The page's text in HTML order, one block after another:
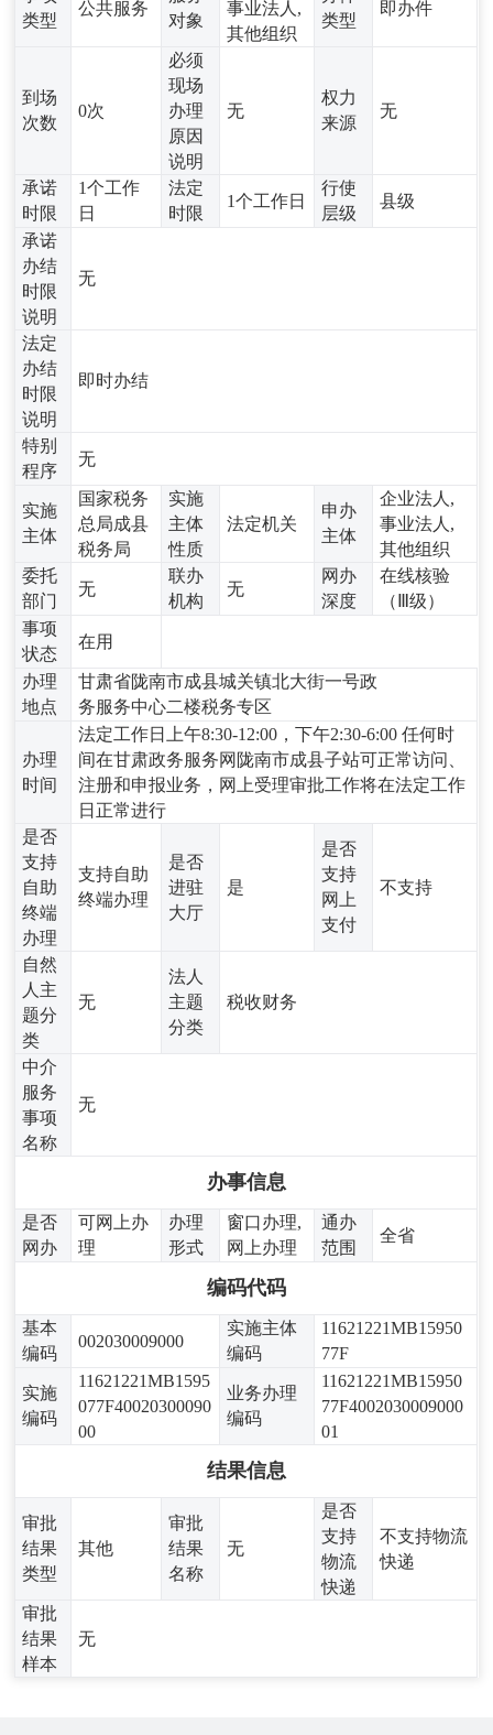
类型
公共服务
对象
事业法人,
其他组织
类型
即办件
到场
次数
0次
必须
现场
办理
原因
说明
无
权力
来源
无
承诺
时限
1个工作
日
法定
时限
1个工作日
行使
层级
县级
承诺
办结
时限
说明
无
法定
办结
时限
说明
即时办结
特别
程序
无
实施
主体
国家税务
总局成县
税务局
实施
主体
性质
法定机关
申办
主体
企业法人,
事业法人,
其他组织
委托
部门
无
联办
机构
无
网办
深度
在线核验
（Ⅲ级）
事项
状态
在用
办理
地点
甘肃省陇南市成县城关镇北大街一号政
务服务中心二楼税务专区
办理
时间
法定工作日上午8:30-12:00，下午2:30-6:00 任何时
间在甘肃政务服务网陇南市成县子站可正常访问、
注册和申报业务，网上受理审批工作将在法定工作
日正常进行
是否
支持
自助
终端
办理
支持自助
终端办理
是否
进驻
大厅
是
是否
支持
网上
支付
不支持
自然
人主
题分
类
无
法人
主题
分类
税收财务
中介
服务
事项
名称
无
办事信息
是否
网办
可网上办
理
办理
形式
窗口办理,
网上办理
通办
范围
全省
编码代码
基本
编码
002030009000
实施主体
编码
11621221MB15950
77F
实施
编码
11621221MB1595
077F40020300090
00
业务办理
编码
11621221MB15950
77F4002030009000
01
结果信息
审批
结果
类型
其他
审批
结果
名称
无
是否
支持
物流
快递
不支持物流
快递
审批
结果
样本
无